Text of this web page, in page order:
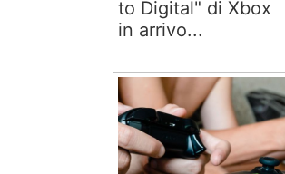
to Digital" di Xbox
in arrivo...